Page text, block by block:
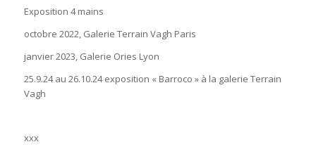
Exposition 4 mains
octobre 2022, Galerie Terrain Vagh Paris
janvier 2023, Galerie Ories Lyon
25.9.24 au 26.10.24 exposition « Barroco » à la galerie Terrain
Vagh
xxx